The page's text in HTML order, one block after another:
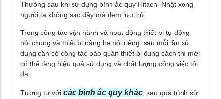
Thường sau khi sử dụng bình ắc quy Hitachi-Nhật xong
người ta không sạc đầy mà đem lưu trữ.
Trong công tác vận hành và hoạt động thiết bị tự động
nói chung và thiết bị nâng hạ nói riêng, sau mỗi lần sử
dụng cần có công tác bảo quản thiết bị đúng cách thì mới
có thể tăng hiệu quả sử dụng và chất lượng công việc tối
đa.
Tương tự với các bình ắc quy khác , sau quá trình sử